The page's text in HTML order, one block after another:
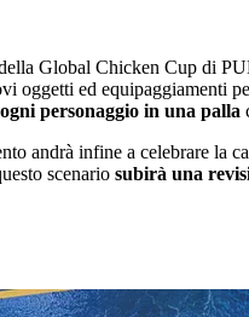
Global Chicken Cup di
oggetti ed equipaggiamenti
personaggio in una palla
andrà infine a celebrare la
scenario subirà una